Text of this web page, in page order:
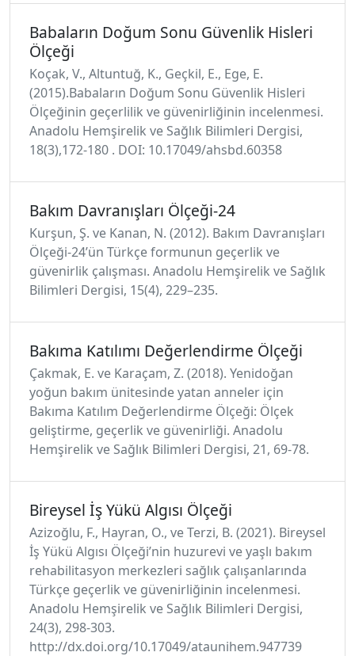
Babaların Doğum Sonu Güvenlik Hisleri
Ölçeği
Koçak, V., Altuntuğ, K., Geçkil, E., Ege, E.
(2015).Babaların Doğum Sonu Güvenlik Hisleri
Ölçeğinin geçerlilik ve güvenirliğinin incelenmesi.
Anadolu Hemşirelik ve Sağlık Bilimleri Dergisi,
18(3),172-180 . DOI: 10.17049/ahsbd.60358
Bakım Davranışları Ölçeği-24
Kurşun, Ş. ve Kanan, N. (2012). Bakım Davranışları
Ölçeği-24’ün Türkçe formunun geçerlik ve
güvenirlik çalışması. Anadolu Hemşirelik ve Sağlık
Bilimleri Dergisi, 15(4), 229–235.
Bakıma Katılımı Değerlendirme Ölçeği
Çakmak, E. ve Karaçam, Z. (2018). Yenidoğan
yoğun bakım ünitesinde yatan anneler için
Bakıma Katılım Değerlendirme Ölçeği: Ölçek
geliştirme, geçerlik ve güvenirliği. Anadolu
Hemşirelik ve Sağlık Bilimleri Dergisi, 21, 69-78.
Bireysel İş Yükü Algısı Ölçeği
Azizoğlu, F., Hayran, O., ve Terzi, B. (2021). Bireysel
İş Yükü Algısı Ölçeği’nin huzurevi ve yaşlı bakım
rehabilitasyon merkezleri sağlık çalışanlarında
Türkçe geçerlik ve güvenirliğinin incelenmesi.
Anadolu Hemşirelik ve Sağlık Bilimleri Dergisi,
24(3), 298-303.
http://dx.doi.org/10.17049/ataunihem.947739